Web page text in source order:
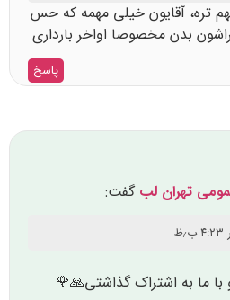
تره، آقایون خیلی مهمه که حس
بدن مخصوصا اواخر بارداری
پاسخ
تهران لب گفت:
ما به اشتراک گذاشتی🙏🌹